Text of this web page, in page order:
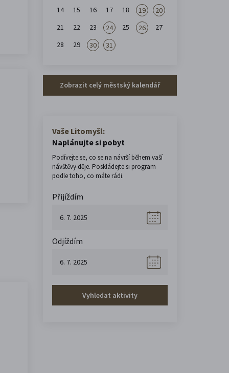
14
15 16 17 18 19
20
21
22 23 24 25 26
27
28
29 30 31
Zobrazit celý městský kalendář
Vaše Litomyšl:
Naplánujte si pobyt
Podívejte se, co se na návrší během vaší
návštěvy děje. Poskládejte si program
podle toho, co máte rádi.
Přijíždím
Odjíždím
Vyhledat aktivity